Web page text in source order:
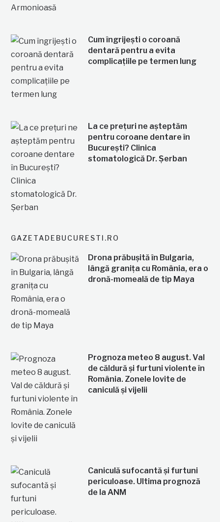
Cum îngrijești o coroană
dentară pentru a evita
complicațiile pe termen lung
La ce prețuri ne așteptăm
pentru coroane dentare în
București? Clinica
stomatologică Dr. Șerban
GAZETADEBUCURESTI.RO
Drona prăbușită în Bulgaria,
lângă granița cu România, era o
dronă-momeală de tip Maya
Prognoza meteo 8 august. Val
de căldură și furtuni violente în
România. Zonele lovite de
caniculă și vijelii
Caniculă sufocantă și furtuni
periculoase. Ultima prognoză
de la ANM